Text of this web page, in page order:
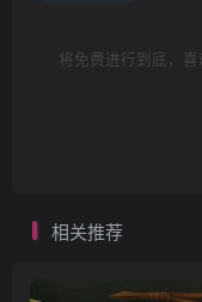
将免费进行到底，
相关推荐